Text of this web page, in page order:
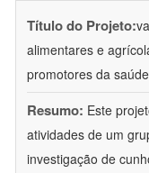
Título do Projeto:
alimentares e
promotores da saúde
Resumo: Este
atividades de um
investigação de